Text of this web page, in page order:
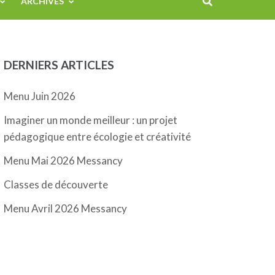
DERNIERS ARTICLES
Menu Juin 2026
Imaginer un monde meilleur : un projet
pédagogique entre écologie et créativité
Menu Mai 2026 Messancy
Classes de découverte
Menu Avril 2026 Messancy